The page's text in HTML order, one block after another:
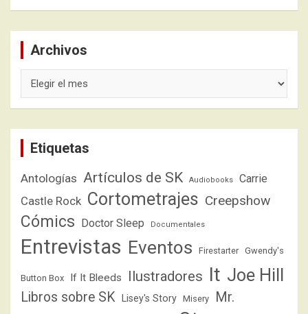
Archivos
Etiquetas
Antologías Artículos de SK Audiobooks Carrie
Castle Rock Cortometrajes Creepshow
Cómics Doctor Sleep Documentales
Entrevistas Eventos Firestarter Gwendy's
Button Box If It Bleeds Ilustradores It Joe Hill
Libros sobre SK Lisey's Story Misery
Mr.